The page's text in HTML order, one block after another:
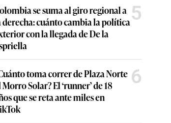
se suma al giro regional a
derecha: cuánto cambia la política
con la llegada de De la
5
toma correr de Plaza Norte
Morro Solar? El ‘runner’ de 18
que se reta ante miles en
6